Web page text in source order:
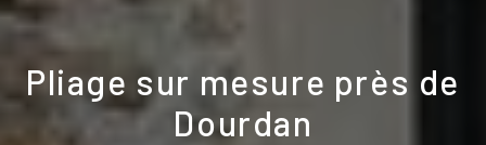
Pliage sur mesure près de
Dourdan